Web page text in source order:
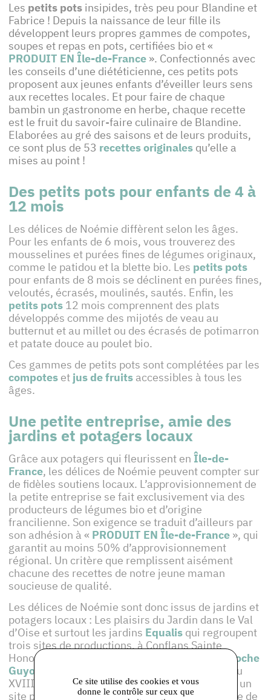
Les petits pots insipides, très peu pour Blandine et
Fabrice ! Depuis la naissance de leur fille ils
développent leurs propres gammes de compotes,
soupes et repas en pots, certifiées bio et «
PRODUIT EN Île-de-France ». Confectionnés avec
les conseils d’une diététicienne, ces petits pots
proposent aux jeunes enfants d’éveiller leurs sens
aux recettes locales. Et pour faire de chaque
bambin un gastronome en herbe, chaque recette
est le fruit du savoir-faire culinaire de Blandine.
Elaborées au gré des saisons et de leurs produits,
ce sont plus de 53 recettes originales qu’elle a
mises au point !
Des petits pots pour enfants de 4 à
12 mois
Les délices de Noémie diffèrent selon les âges.
Pour les enfants de 6 mois, vous trouverez des
mousselines et purées fines de légumes originaux,
comme le patidou et la blette bio. Les petits pots
pour enfants de 8 mois se déclinent en purées fines,
veloutés, écrasés, moulinés, sautés. Enfin, les
petits pots 12 mois comprennent des plats
développés comme des mijotés de veau au
butternut et au millet ou des écrasés de potimarron
et patate douce au poulet bio.
Ces gammes de petits pots sont complétées par les
compotes et jus de fruits accessibles à tous les
âges.
Une petite entreprise, amie des
jardins et potagers locaux
Grâce aux potagers qui fleurissent en Île-de-
France, les délices de Noémie peuvent compter sur
de fidèles soutiens locaux. L’approvisionnement de
la petite entreprise se fait exclusivement via des
producteurs de légumes bio et d’origine
francilienne. Son exigence se traduit d’ailleurs par
son adhésion à « PRODUIT EN Île-de-France », qui
garantit au moins 50% d’approvisionnement
régional. Un critère que remplissent aisément
chacune des recettes de notre jeune maman
soucieuse de qualité.
Les délices de Noémie sont donc issus de jardins et
potagers locaux : Les plaisirs du Jardin dans le Val
d’Oise et surtout les jardins Equalis qui regroupent
trois sites de productions, à Conflans Sainte
Honorine, aux Mureaux et…au château de
La Roche
Guyon
! Reproduit à l’identique de sa version du
XVIIIème siècle, le jardin du château constitue un
site patrimonial unique en Île-de-France, vitrine de
Ce site utilise des cookies et vous
donne le contrôle sur ceux que